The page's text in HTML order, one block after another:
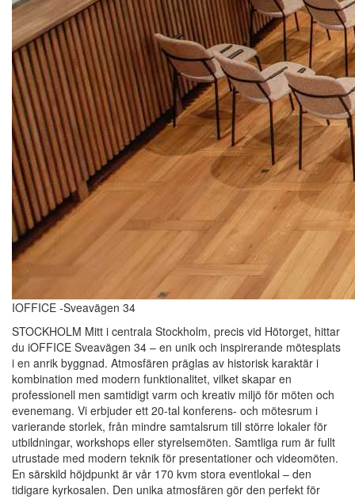
IOFFICE -Sveavägen 34
STOCKHOLM Mitt i centrala Stockholm, precis vid Hötorget, hittar
du iOFFICE Sveavägen 34 – en unik och inspirerande mötesplats
i en anrik byggnad. Atmosfären präglas av historisk karaktär i
kombination med modern funktionalitet, vilket skapar en
professionell men samtidigt varm och kreativ miljö för möten och
evenemang. Vi erbjuder ett 20-tal konferens- och mötesrum i
varierande storlek, från mindre samtalsrum till större lokaler för
utbildningar, workshops eller styrelsemöten. Samtliga rum är fullt
utrustade med modern teknik för presentationer och videomöten.
En särskild höjdpunkt är vår 170 kvm stora eventlokal – den
tidigare kyrkosalen. Den unika atmosfären gör den perfekt för